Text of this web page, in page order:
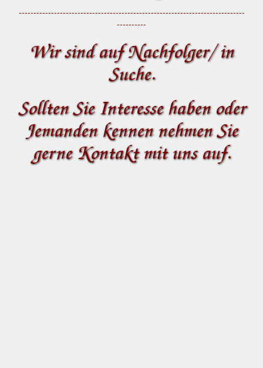
-----------------------------------------------------------------------------
----------
Wir sind auf Nachfolger/ in
Suche.
Sollten Sie Interesse haben oder
Jemanden kennen nehmen Sie
gerne Kontakt mit uns auf.